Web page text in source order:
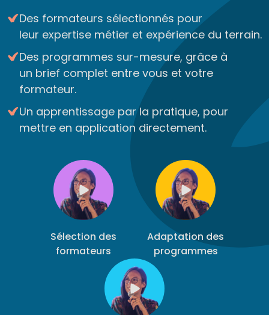
Des formateurs sélectionnés pour
leur expertise métier et expérience du terrain.
Des programmes sur-mesure, grâce à
un brief complet entre vous et votre
formateur.
Un apprentissage par la pratique, pour
mettre en application directement.
Sélection des
formateurs
Adaptation des
programmes